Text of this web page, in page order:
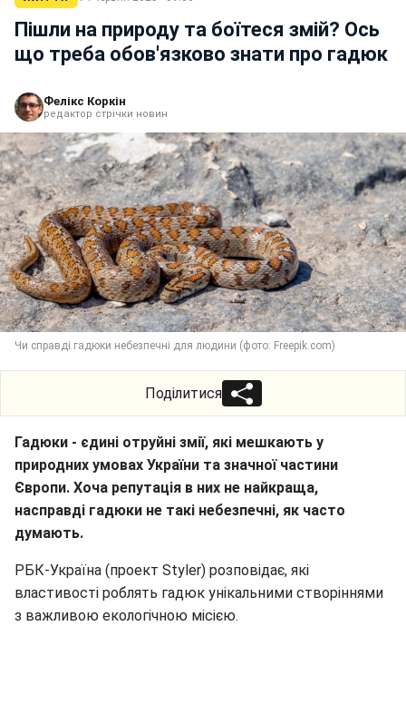
Пішли на природу та боїтеся змій? Ось
що треба обов'язково знати про гадюк
Фелікс Коркін
редактор стрічки новин
Чи справді гадюки небезпечні для людини (фото: Freepik.com)
Поділитися
Гадюки - єдині отруйні змії, які мешкають у
природних умовах України та значної частини
Європи. Хоча репутація в них не найкраща,
насправді гадюки не такі небезпечні, як часто
думають.
РБК-Україна (проект Styler) розповідає, які
властивості роблять гадюк унікальними створіннями
з важливою екологічною місією.